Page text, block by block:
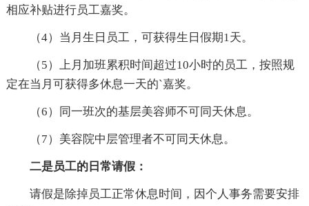
相应补贴进行员工嘉奖。
（4）当月生日员工，可获得生日假期1天。
（5）上月加班累积时间超过10小时的员工，按照规
定在当月可获得多休息一天的`嘉奖。
（6）同一班次的基层美容师不可同天休息。
（7）美容院中层管理者不可同天休息。
二是员工的日常请假：
请假是除掉员工正常休息时间，因个人事务需要安排